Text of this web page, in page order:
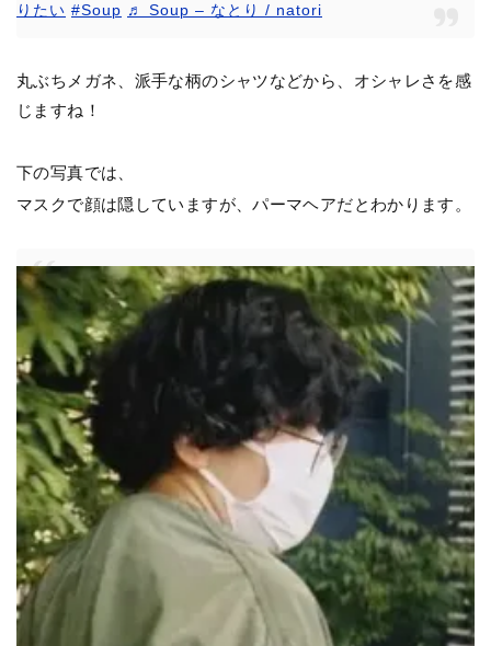
りたい #Soup ♬ Soup – なとり / natori
丸ぶちメガネ、派手な柄のシャツなどから、オシャレさを感
じますね！
下の写真では、
マスクで顔は隠していますが、パーマヘアだとわかります。